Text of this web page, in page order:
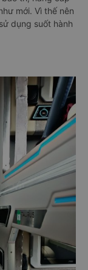
mới. Vì thế nên
dụng suốt hành